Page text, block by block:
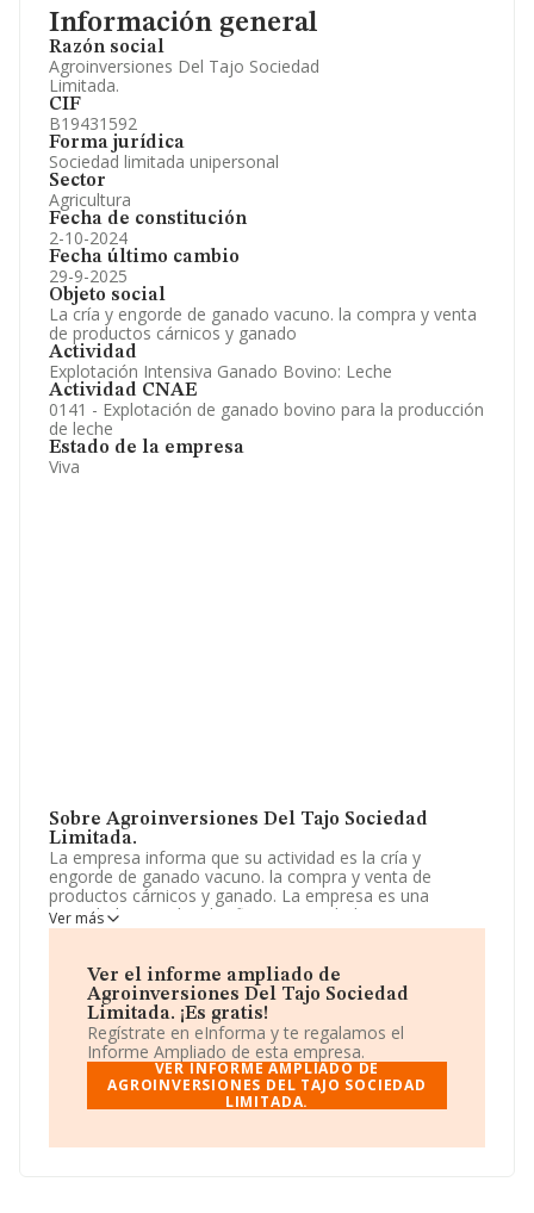
Información general
Razón social
Agroinversiones Del Tajo Sociedad
Limitada.
CIF
B19431592
Forma jurídica
Sociedad limitada unipersonal
Sector
Agricultura
Fecha de constitución
2-10-2024
Fecha último cambio
29-9-2025
Objeto social
La cría y engorde de ganado vacuno. la compra y venta
de productos cárnicos y ganado
Actividad
Explotación Intensiva Ganado Bovino: Leche
Actividad CNAE
0141 - Explotación de ganado bovino para la producción
de leche
Estado de la empresa
Viva
Sobre Agroinversiones Del Tajo Sociedad
Limitada.
La empresa informa que su actividad es la cría y
engorde de ganado vacuno. la compra y venta de
productos cárnicos y ganado. La empresa es una
Sociedad Limitada. Clasifica su actividad CNAE como
'Explotación de ganado bovino para la producción de
mercados exteriores.
La compañíaAgroinversiones del Tajo Sociedad
Limitada, B19431592, en el municipio de Leganiel, en
Cuenca, Castilla-la Mancha.
En relación con el sector y disponiendo de los datos de
hasta 1.456 empresas, a nivel nacional la facturación
las compañías es de 637 mil euros de ventas. En
Ver más
Ver el informe ampliado de
Agroinversiones Del Tajo Sociedad
Limitada. ¡Es gratis!
Regístrate en eInforma y te regalamos el
Informe Ampliado de esta empresa.
VER INFORME AMPLIADO DE
AGROINVERSIONES DEL TAJO SOCIEDAD
LIMITADA.
Información oficial y registral complementaria.